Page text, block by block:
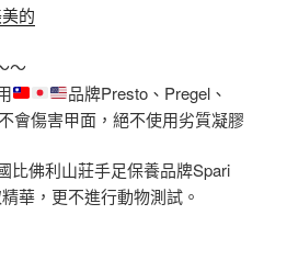
的
～
品牌Presto、Pregel、
會傷害甲面，絕不使用劣質凝膠
比佛利山莊手足保養品牌Spari
華，更不進行動物測試。